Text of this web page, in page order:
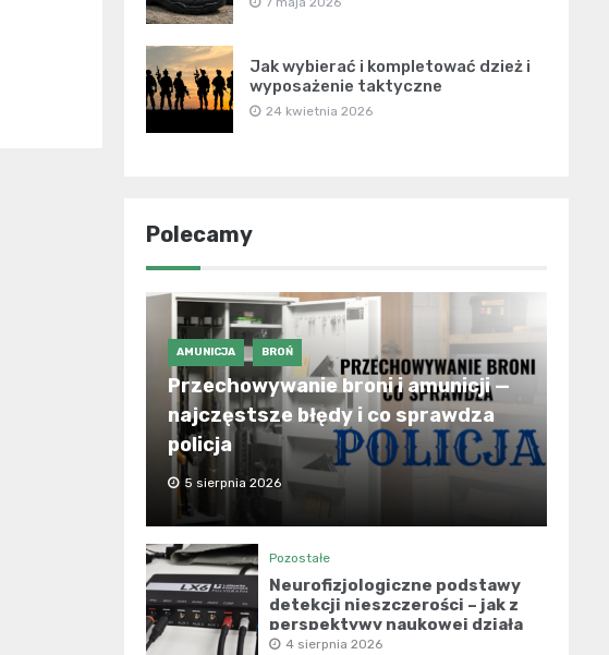
Jak wybierać i kompletować dzież i
wyposażenie taktyczne
24 kwietnia 2026
Polecamy
AMUNICJA BROŃ
Przechowywanie broni i amunicji —
najczęstsze błędy i co sprawdza
policja
5 sierpnia 2026
Pozostałe
Neurofizjologiczne podstawy
detekcji nieszczerości – jak z
perspektywy naukowej działa
współczesny wariograf?
4 sierpnia 2026